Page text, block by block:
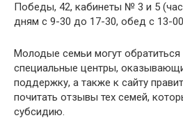
Победы, 42, кабинеты № 3 и 5
дням с 9-30 до 17-30, обед с 13-
Молодые семьи могут
специальные центры,
поддержку, а также к сайту
почитать отзывы тех семей,
субсидию.